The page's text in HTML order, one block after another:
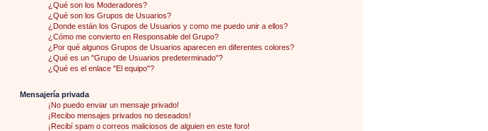
¿Qué son los Moderadores?
¿Qué son los Grupos de Usuarios?
¿Donde están los Grupos de Usuarios y como me puedo unir a ellos?
¿Cómo me convierto en Responsable del Grupo?
¿Por qué algunos Grupos de Usuarios aparecen en diferentes colores?
¿Qué es un "Grupo de Usuarios predeterminado"?
¿Qué es el enlace "El equipo"?
Mensajería privada
¡No puedo enviar un mensaje privado!
¡Recibo mensajes privados no deseados!
¡Recibí spam o correos maliciosos de alguien en este foro!